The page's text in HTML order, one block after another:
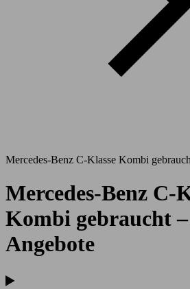
Mercedes-Benz C-Klasse Kombi
Mercedes-Benz C-
Kombi gebraucht –
Angebote